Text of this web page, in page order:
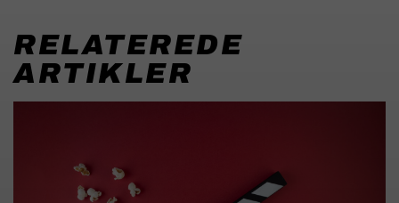
RELATEREDE
ARTIKLER